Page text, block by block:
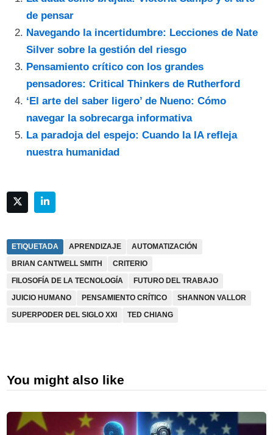
de pensar
Navegando la incertidumbre: Lecciones de Nate
Silver sobre la gestión del riesgo
Pensamiento crítico con los grandes
pensadores: Critical Thinkers de Rutherford
‘El arte del saber ligero’ de Nueno: Cómo
navegar la sobrecarga informativa
La paradoja del espejo: Cuando la IA refleja
nuestra humanidad
ETIQUETADA APRENDIZAJE
AUTOMATIZACIÓN
BRIAN CANTWELL SMITH
CRITERIO
FILOSOFÍA DE LA TECNOLOGÍA
FUTURO DEL TRABAJO
JUICIO HUMANO
PENSAMIENTO CRÍTICO
SHANNON VALLOR
SUPERPODER DEL SIGLO XXI
TED CHIANG
You might also like